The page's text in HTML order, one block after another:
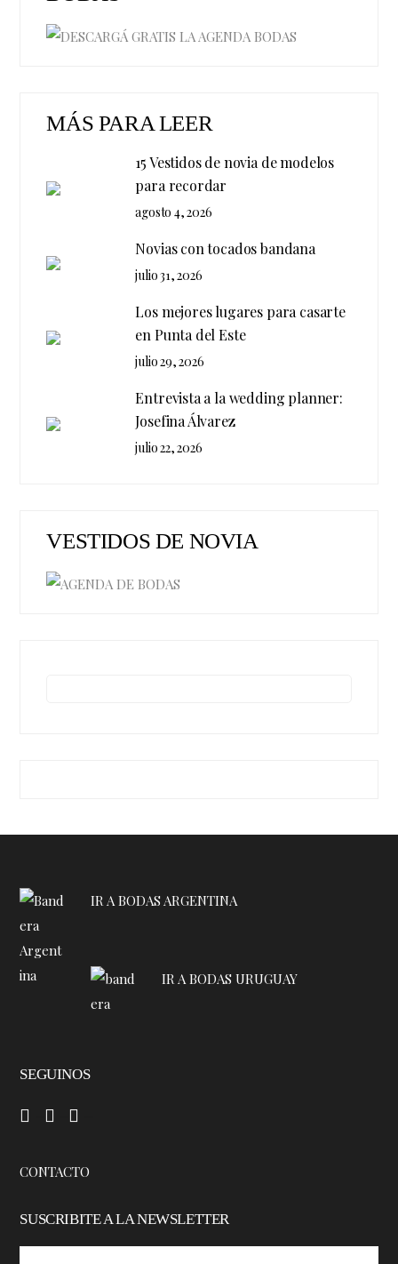
MÁS PARA LEER
15 Vestidos de novia de modelos
para recordar
agosto 4, 2026
Novias con tocados bandana
julio 31, 2026
Los mejores lugares para casarte
en Punta del Este
julio 29, 2026
Entrevista a la wedding planner:
Josefina Álvarez
julio 22, 2026
VESTIDOS DE NOVIA
IR A BODAS ARGENTINA
IR A BODAS URUGUAY
SEGUINOS
CONTACTO
SUSCRIBITE A LA NEWSLETTER